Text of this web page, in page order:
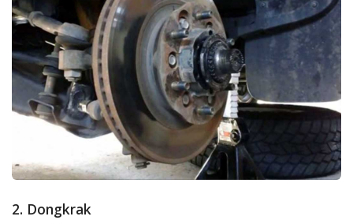
2. Dongkrak